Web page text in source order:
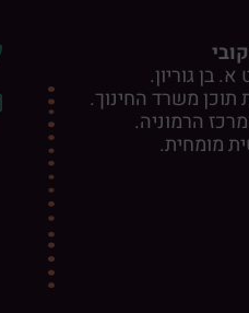
בן גוריון.
משרד החינוך.
הרמוניה.
מומחית.